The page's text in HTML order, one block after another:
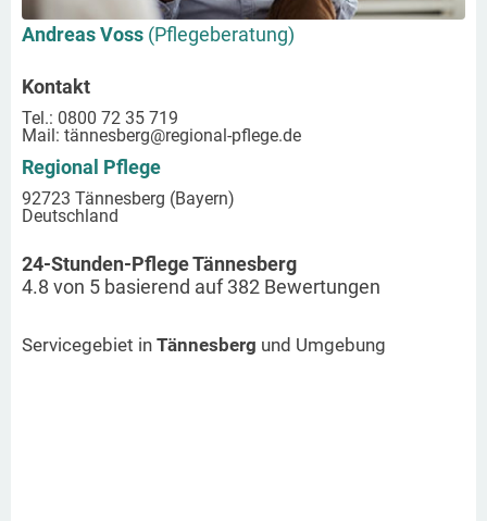
Andreas Voss (Pflegeberatung)
Kontakt
Tel.: 0800 72 35 719
Mail: tännesberg@regional-pflege.de
Regional Pflege
92723 Tännesberg (Bayern)
Deutschland
24-Stunden-Pflege Tännesberg
4.8 von 5 basierend auf382 Bewertungen
Servicegebiet in Tännesberg und Umgebung